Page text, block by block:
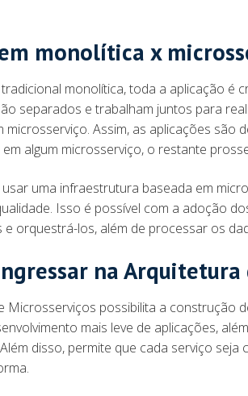
monolítica x
monolítica, toda a aplicação é
separados e trabalham juntos para
microsserviço. Assim, as aplicações são
algum microsserviço, o restante
usar uma infraestrutura baseada em
Isso é possível com a adoção
e orquestrá-los, além de processar os
na Arquitetura
Microsserviços possibilita a construção
mais leve de aplicações,
disso, permite que cada serviço